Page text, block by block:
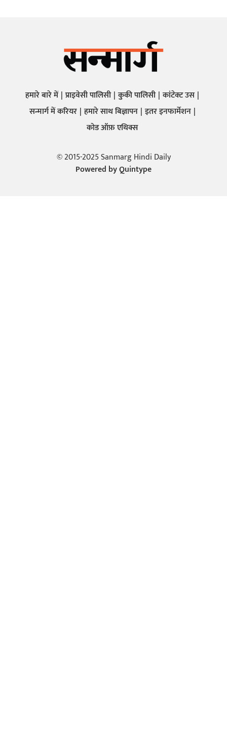
हमारे बारे में प्राइवेसी पालिसी कुकी पालिसी कांटेक्ट उस
सन्मार्ग में करियर हमारे साथ बिज्ञापन इतर इनफार्मेशन
कोड ऑफ़ एथिक्स
© 2015-2025 Sanmarg Hindi Daily
Powered byQuintype